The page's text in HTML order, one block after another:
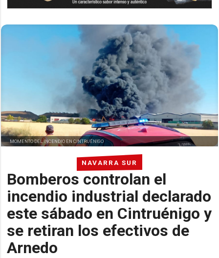
NAVARRA SUR
Bomberos controlan el
incendio industrial declarado
este sábado en Cintruénigo y
se retiran los efectivos de
Arnedo
MOMENTO DEL INCENDIO EN CINTRUÉNIGO